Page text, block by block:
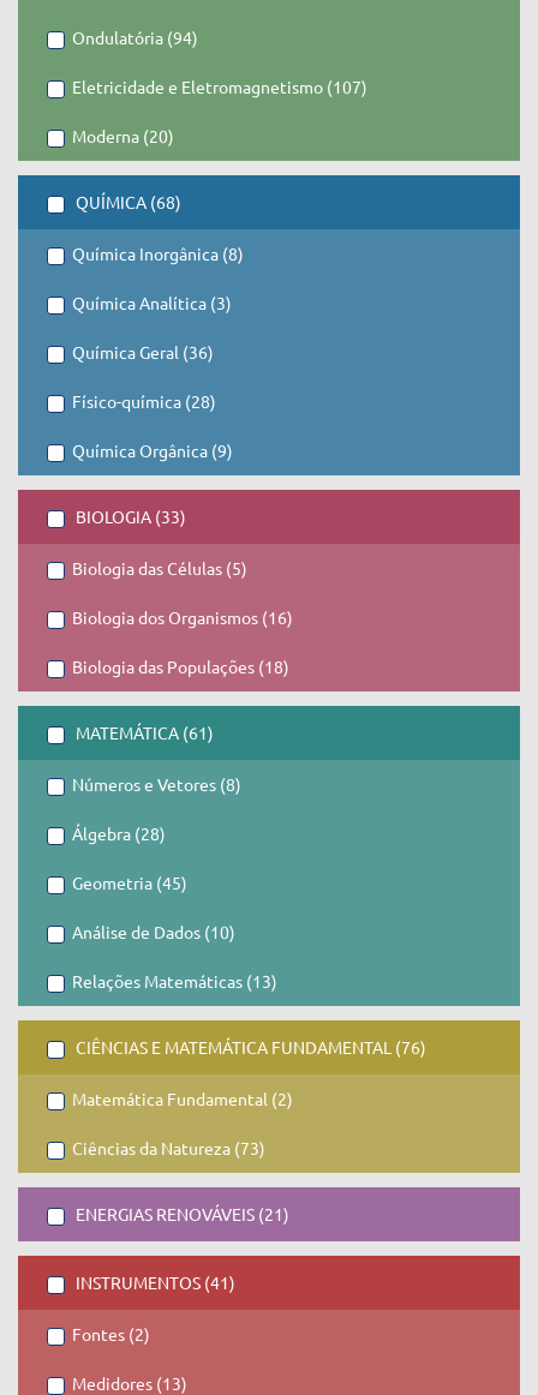
Ondulatória (94)
Eletricidade e Eletromagnetismo (107)
Moderna (20)
QUÍMICA (68)
Química Inorgânica (8)
Química Analítica (3)
Química Geral (36)
Físico-química (28)
Química Orgânica (9)
BIOLOGIA (33)
Biologia das Células (5)
Biologia dos Organismos (16)
Biologia das Populações (18)
MATEMÁTICA (61)
Números e Vetores (8)
Álgebra (28)
Geometria (45)
Análise de Dados (10)
Relações Matemáticas (13)
CIÊNCIAS E MATEMÁTICA FUNDAMENTAL (76)
Matemática Fundamental (2)
Ciências da Natureza (73)
ENERGIAS RENOVÁVEIS (21)
INSTRUMENTOS (41)
Fontes (2)
Medidores (13)